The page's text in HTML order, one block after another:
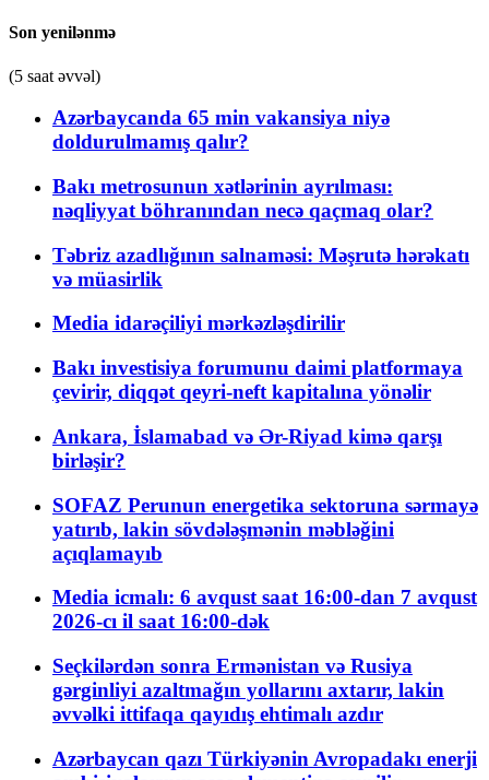
Son yenilənmə
(5 saat əvvəl)
Azərbaycanda 65 min vakansiya niyə
doldurulmamış qalır?
Bakı metrosunun xətlərinin ayrılması:
nəqliyyat böhranından necə qaçmaq olar?
Təbriz azadlığının salnaməsi: Məşrutə hərəkatı
və müasirlik
Media idarəçiliyi mərkəzləşdirilir
Bakı investisiya forumunu daimi platformaya
çevirir, diqqət qeyri-neft kapitalına yönəlir
Ankara, İslamabad və Ər-Riyad kimə qarşı
birləşir?
SOFAZ Perunun energetika sektoruna sərmayə
yatırıb, lakin sövdələşmənin məbləğini
açıqlamayıb
Media icmalı: 6 avqust saat 16:00-dan 7 avqust
2026-cı il saat 16:00-dək
Seçkilərdən sonra Ermənistan və Rusiya
gərginliyi azaltmağın yollarını axtarır, lakin
əvvəlki ittifaqa qayıdış ehtimalı azdır
Azərbaycan qazı Türkiyənin Avropadakı enerji